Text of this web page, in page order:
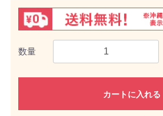
数量
カートに入れる